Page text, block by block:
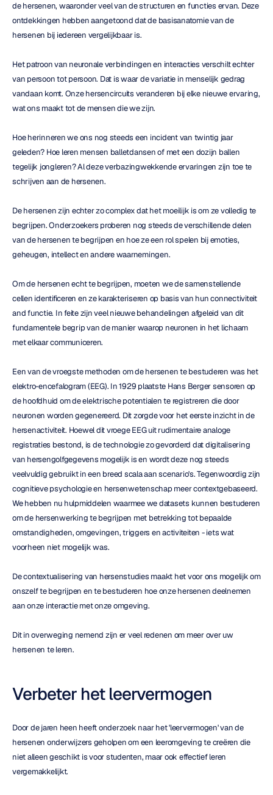
de hersenen, waaronder veel van de structuren en functies ervan. Deze
ontdekkingen hebben aangetoond dat de basisanatomie van de
hersenen bij iedereen vergelijkbaar is.
Het patroon van neuronale verbindingen en interacties verschilt echter
van persoon tot persoon. Dat is waar de variatie in menselijk gedrag
vandaan komt. Onze hersencircuits veranderen bij elke nieuwe ervaring,
wat ons maakt tot de mensen die we zijn.
Hoe herinneren we ons nog steeds een incident van twintig jaar
geleden? Hoe leren mensen balletdansen of met een dozijn ballen
tegelijk jongleren? Al deze verbazingwekkende ervaringen zijn toe te
schrijven aan de hersenen.
De hersenen zijn echter zo complex dat het moeilijk is om ze volledig te
begrijpen. Onderzoekers proberen nog steeds de verschillende delen
van de hersenen te begrijpen en hoe ze een rol spelen bij emoties,
geheugen, intellect en andere waarnemingen.
Om de hersenen echt te begrijpen, moeten we de samenstellende
cellen identificeren en ze karakteriseren op basis van hun connectiviteit
and functie. In feite zijn veel nieuwe behandelingen afgeleid van dit
fundamentele begrip van de manier waarop neuronen in het lichaam
met elkaar communiceren.
Een van de vroegste methoden om de hersenen te bestuderen was het
elektro-encefalogram (EEG). In 1929 plaatste Hans Berger sensoren op
de hoofdhuid om de elektrische potentialen te registreren die door
neuronen worden gegenereerd. Dit zorgde voor het eerste inzicht in de
hersenactiviteit. Hoewel dit vroege EEG uit rudimentaire analoge
registraties bestond, is de technologie zo gevorderd dat digitalisering
van hersengolfgegevens mogelijk is en wordt deze nog steeds
veelvuldig gebruikt in een breed scala aan scenario's. Tegenwoordig zijn
cognitieve psychologie en hersenwetenschap meer contextgebaseerd.
We hebben nu hulpmiddelen waarmee we datasets kunnen bestuderen
om de hersenwerking te begrijpen met betrekking tot bepaalde
omstandigheden, omgevingen, triggers en activiteiten - iets wat
voorheen niet mogelijk was.
De contextualisering van hersenstudies maakt het voor ons mogelijk om
onszelf te begrijpen en te bestuderen hoe onze hersenen deelnemen
aan onze interactie met onze omgeving.
Dit in overweging nemend zijn er veel redenen om meer over uw
hersenen te leren.
Verbeter het leervermogen
Door de jaren heen heeft onderzoek naar het 'leervermogen' van de
hersenen onderwijzers geholpen om een leeromgeving te creëren die
niet alleen geschikt is voor studenten, maar ook effectief leren
vergemakkelijkt.